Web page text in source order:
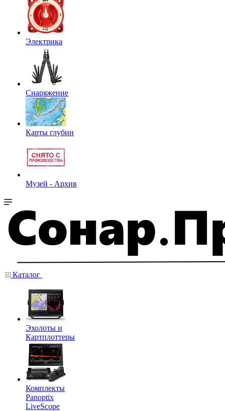
Электрика
Снаряжение
Карты глубин
Музей - Архив
Каталог
Эхолоты и
Картплоттеры
Комплекты
Panoptix
LiveScope